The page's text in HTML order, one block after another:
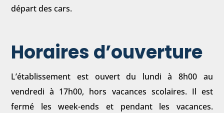
départ des cars.
Horaires d’ouverture
L’établissement est ouvert du lundi à 8h00 au
vendredi à 17h00, hors vacances scolaires. Il est
fermé les week-ends et pendant les vacances.